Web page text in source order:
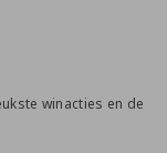
winacties en de